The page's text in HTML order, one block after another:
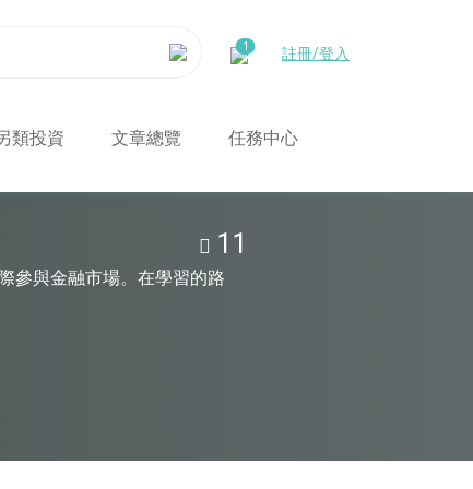
註冊/登入
類投資 文章總覽 任務中心
11
參與金融市場。在學習的路